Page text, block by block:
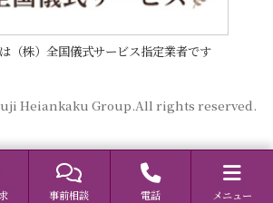
事前相談 電話 メニュー
（株）全国儀式サービス指定業者です
Heiankaku Group.All rights reserved.